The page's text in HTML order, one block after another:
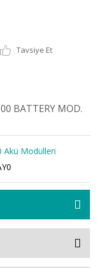
Tavsiye Et
BATTERY MOD.
Akü Modülleri